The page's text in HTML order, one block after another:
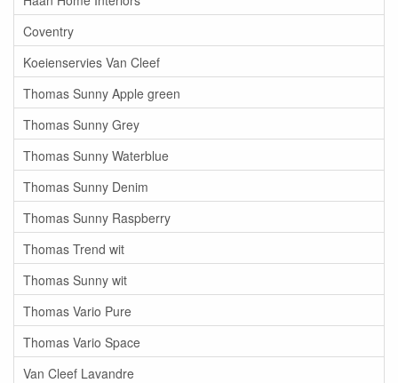
Coventry
Koeienservies Van Cleef
Thomas Sunny Apple green
Thomas Sunny Grey
Thomas Sunny Waterblue
Thomas Sunny Denim
Thomas Sunny Raspberry
Thomas Trend wit
Thomas Sunny wit
Thomas Vario Pure
Thomas Vario Space
Van Cleef Lavandre